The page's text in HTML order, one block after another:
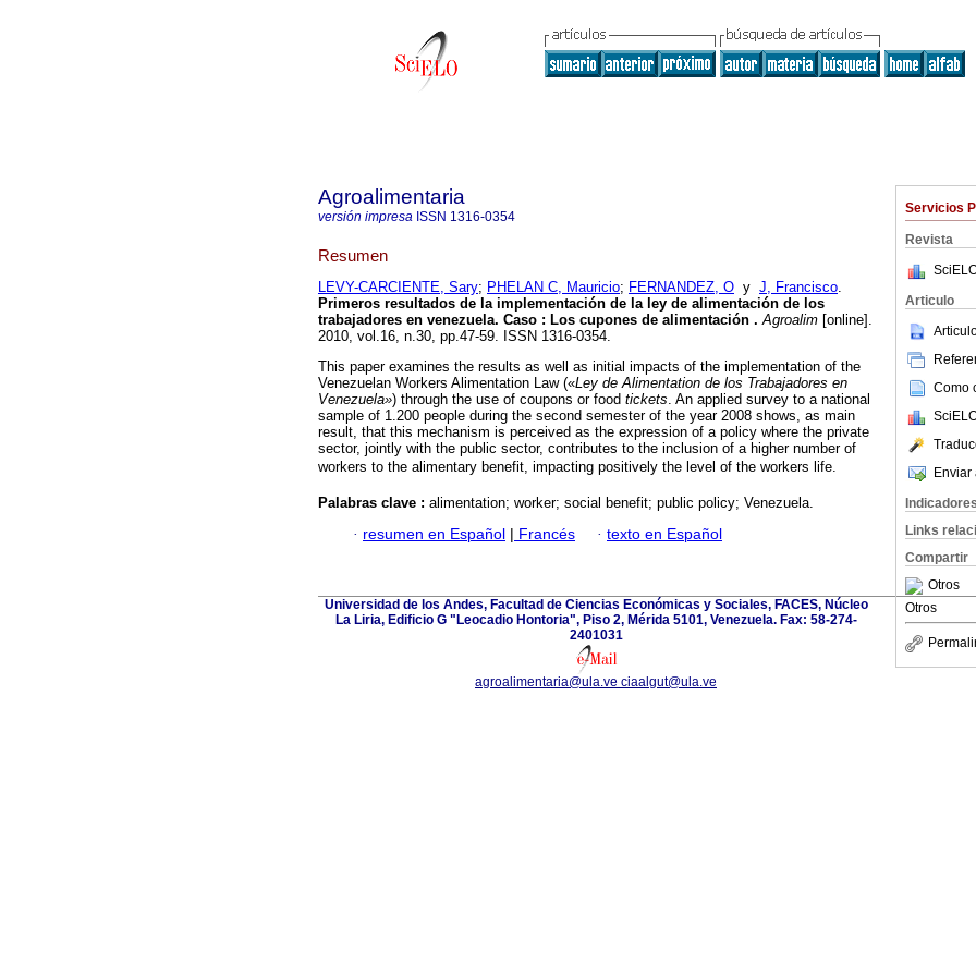
Servicios
Revista
Articulo
Como
Enviar
Indicadores
Links
Compartir
Otros
Otros
Agroalimentaria
versión impresa ISSN 1316-0354
Resumen
LEVY-CARCIENTE, Sary; PHELAN C, Mauricio; FERNANDEZ, O y J, Francisco.
Primeros resultados de la implementación de la ley de alimentación de los
trabajadores en venezuela. Caso : Los cupones de alimentación . Agroalim [online].
2010, vol.16, n.30, pp.47-59. ISSN 1316-0354.
This paper examines the results as well as initial impacts of the implementation of the
Venezuelan Workers Alimentation Law («Ley de Alimentation de los Trabajadores en
Venezuela») through the use of coupons or food tickets. An applied survey to a national
sample of 1.200 people during the second semester of the year 2008 shows, as main
result, that this mechanism is perceived as the expression of a policy where the private
sector, jointly with the public sector, contributes to the inclusion of a higher number of
workers to the alimentary benefit, impacting positively the level of the workers life.
Palabras clave : alimentation; worker; social benefit; public policy; Venezuela.
· resumen en Español | Francés · texto en Español
Universidad de los Andes, Facultad de Ciencias Económicas y Sociales, FACES, Núcleo
La Liria, Edificio G "Leocadio Hontoria", Piso 2, Mérida 5101, Venezuela. Fax: 58-274-
2401031
agroalimentaria@ula.ve ciaalgut@ula.ve